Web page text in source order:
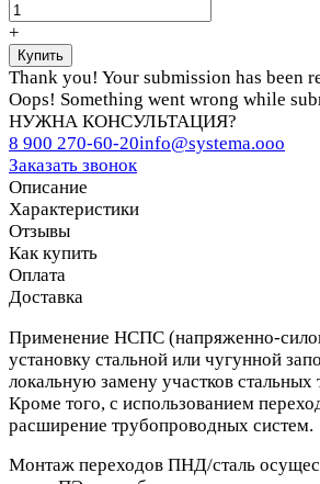
+
Thank you! Your submission has been
Oops! Something went wrong while
НУЖНА КОНСУЛЬТАЦИЯ?
8 900 270-60-20info@systema.ooo
Заказать звонок
Описание
Характеристики
Отзывы
Как купить
Оплата
Доставка
Применение НСПС (напряженно-
установку стальной или чугунной
локальную замену участков
Кроме того, с использованием
расширение трубопроводных систем.
Монтаж переходов ПНД/сталь